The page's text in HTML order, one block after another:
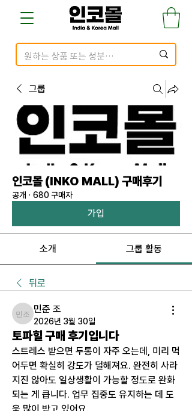
그룹
인코몰 (INKO MALL) 구매후기
공개 · 680 구매자
가입
소개 그룹 활동
뒤로
민준 조
민준 조
2026년 3월 30일
토파힐 구매 후기입니다
스트레스 받으면 두통이 자주 오는데, 미리 먹
어두면 확실히 강도가 덜해져요. 완전히 사라
지진 않아도 일상생활이 가능할 정도로 완화
되는 게 큽니다. 업무 집중도 유지하는 데 도
움 많이 받고 있어요.